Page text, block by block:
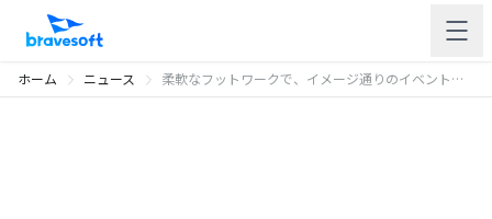
ホーム ニュース 柔軟なフットワークで、イメージ通りのイベントを実現（Live!アンケートインタビュー #21｜Zホールディングス様）